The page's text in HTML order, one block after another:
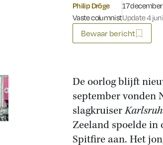
Philip Dröge
Vaste columnist
17
Update 4
Bewaar bericht
De oorlog blijft
september vonden
slagkruiser
Zeeland spoelde in
Spitfire aan. Het